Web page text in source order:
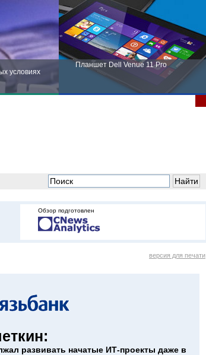
условиях
Планшет Dell Venue 11 Pro
Обзор подготовлен
версия для печати
развивать начатые ИТ-проекты даже в